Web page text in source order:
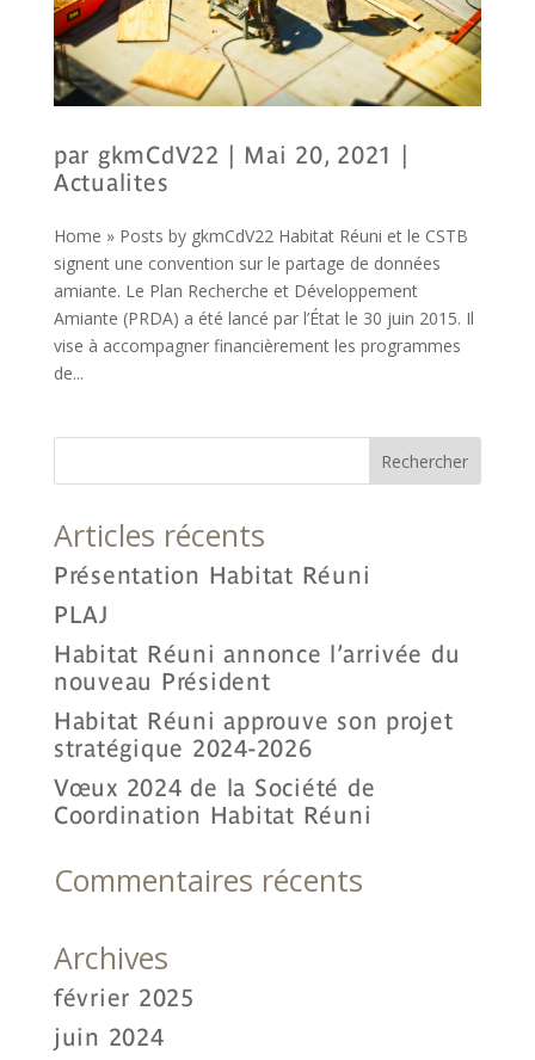
par gkmCdV22 | Mai 20, 2021 |
Actualites
Home » Posts by gkmCdV22 Habitat Réuni et le CSTB
signent une convention sur le partage de données
amiante. Le Plan Recherche et Développement
Amiante (PRDA) a été lancé par l’État le 30 juin 2015. Il
vise à accompagner financièrement les programmes
de...
Articles récents
Présentation Habitat Réuni
PLAJ
Habitat Réuni annonce l’arrivée du
nouveau Président
Habitat Réuni approuve son projet
stratégique 2024-2026
Vœux 2024 de la Société de
Coordination Habitat Réuni
Commentaires récents
Archives
février 2025
juin 2024